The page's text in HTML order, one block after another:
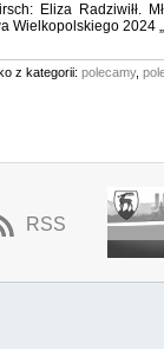
Eliza Radziwiłł.
Wielkopolskiego 2024
z kategorii: polecamy,
RSS